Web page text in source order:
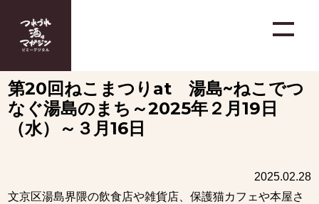
第20回ねこまつりat 湯島~ねこでつ
なぐ湯島のまち～2025年２月19日
（水）～３月16日
2025.02.28
文京区湯島界隈の飲食店や雑貨店、保護猫カフェや本屋さ